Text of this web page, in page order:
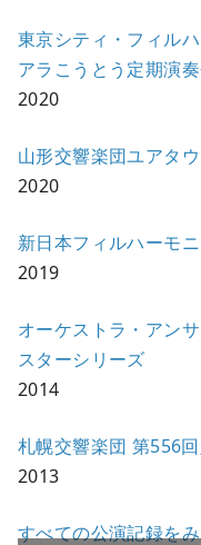
東京シティ・フィル
アラこうとう定期演
2020
山形交響楽団ユアタ
2020
新日本フィルハーモ
2019
オーケストラ・アン
スターシリーズ
2014
札幌交響楽団 第556
2013
すべての公演記録を